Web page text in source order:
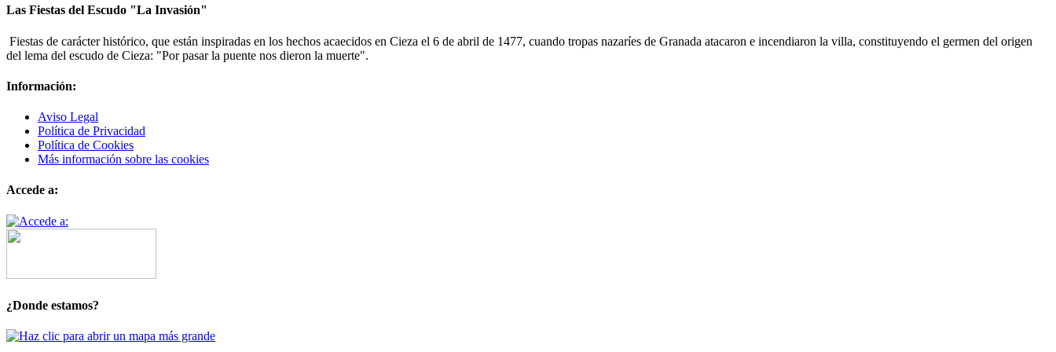
Las Fiestas del Escudo "La Invasión"
Fiestas de carácter histórico, que están inspiradas en los hechos acaecidos en Cieza el 6 de abril de 1477, cuando tropas nazaríes de Granada atacaron e incendiaron la villa, constituyendo el germen del origen
del lema del escudo de Cieza: "Por pasar la puente nos dieron la muerte".
Información:
Aviso Legal
Política de Privacidad
Política de Cookies
Más información sobre las cookies
Accede a:
¿Donde estamos?